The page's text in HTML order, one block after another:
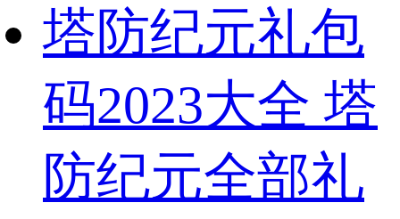
塔防纪元礼包
码2023大全 塔
防纪元全部礼